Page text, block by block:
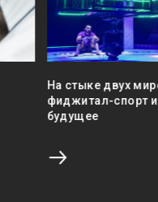
На стыке двух
фиджитал-спорт
будущее